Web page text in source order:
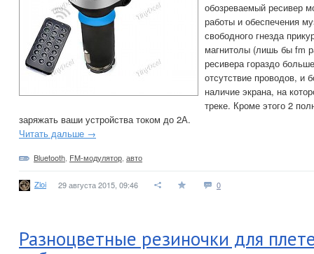
обозреваемый ресивер
работы и обеспечения
свободного гнезда
магнитолы (лишь бы fm
ресивера гораздо
отсутствие проводов, и
наличие экрана, на
треке. Кроме этого 2
заряжать ваши устройства током до 2А.
Читать дальше →
Bluetooth FM-модулятор авто
Zloi 29 августа 2015, 09:46 0
Разноцветные резиночки для